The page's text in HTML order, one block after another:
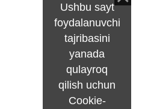
Ushbu sayt
foydalanuvchi
tajribasini
yanada
qulayroq
qilish uchun
Cookie-